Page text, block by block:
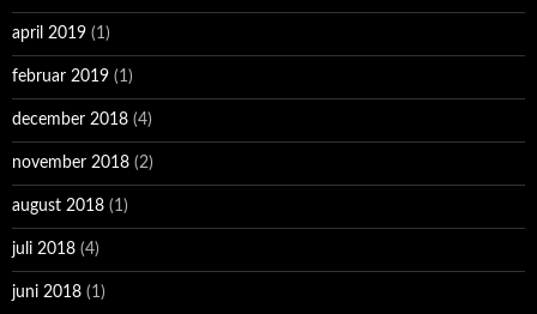
april 2019 (1)
februar 2019 (1)
december 2018 (4)
november 2018 (2)
august 2018 (1)
juli 2018 (4)
juni 2018 (1)